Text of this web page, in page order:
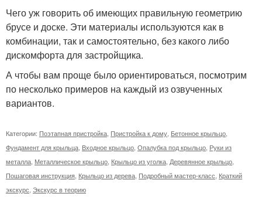
Чего уж говорить об имеющих правильную геометрию
брусе и доске. Эти материалы используются как в
комбинации, так и самостоятельно, без какого либо
дискомфорта для застройщика.
А чтобы вам проще было ориентироваться, посмотрим
по несколько примеров на каждый из озвученных
вариантов.
Категории: Поэтапная пристройка Пристройка к дому Бетонное крыльцо
Фундамент для крыльца Входное крыльцо Опалубка под крыльцо Руки из
металла Металлическое крыльцо Крыльцо из уголка Деревянное крыльцо
Пошаговая инструкция Крыльцо из дерева Подробный мастер-класс Краткий
экскурс Экскурс в теорию